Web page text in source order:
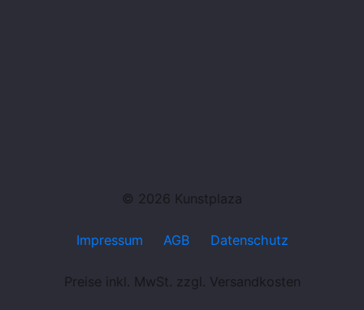
© 2026 Kunstplaza
Impressum AGB Datenschutz
Preise inkl. MwSt. zzgl. Versandkosten